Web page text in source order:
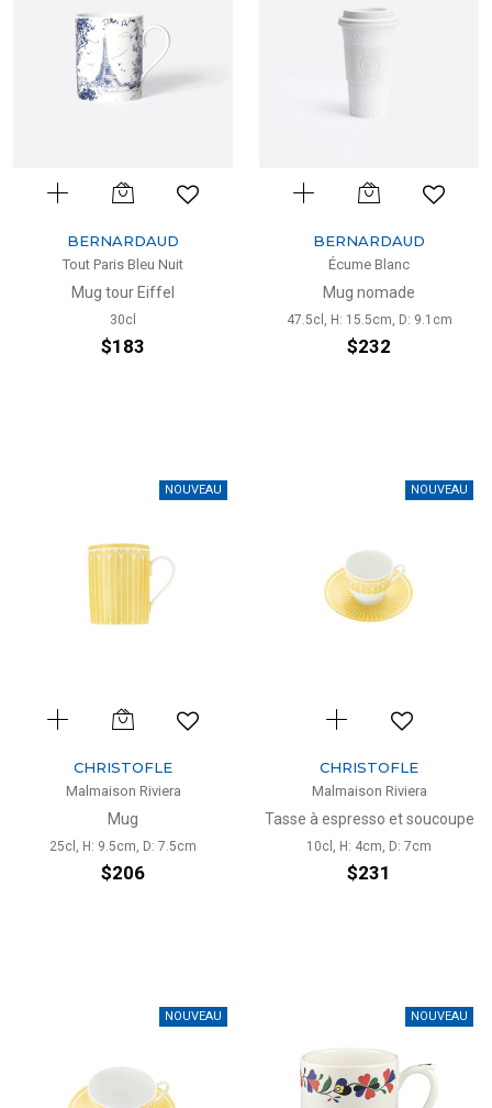
BERNARDAUD
Tout Paris Bleu Nuit
Mug tour Eiffel
30cl
$183
BERNARDAUD
Écume Blanc
Mug nomade
47.5cl, H: 15.5cm, D: 9.1cm
$232
NOUVEAU
CHRISTOFLE
Malmaison Riviera
Mug
25cl, H: 9.5cm, D: 7.5cm
$206
NOUVEAU
CHRISTOFLE
Malmaison Riviera
Tasse à espresso et soucoupe
10cl, H: 4cm, D: 7cm
$231
NOUVEAU NOUVEAU